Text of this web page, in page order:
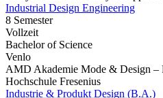
Industrial Design Engineering
8 Semester
Vollzeit
Bachelor of Science
Venlo
AMD Akademie Mode & Design –
Hochschule Fresenius
Industrie & Produkt Design (B.A.)